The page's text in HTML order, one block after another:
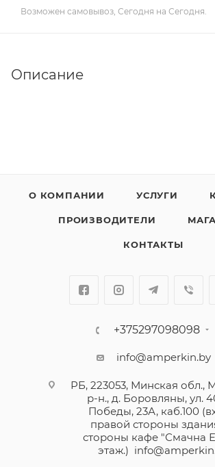
Возможен самовывоз, Сегодня на Сегодня.
Описание
О КОМПАНИИ УСЛУГИ
ПРОИЗВОДИТЕЛИ
КОНТАКТЫ
+375297098098
info@amperkin.by
РБ, 223053, Минская обл.,
р-н., д. Боровляны, ул.
Победы, 23А, каб.100
правой стороны
стороны кафе "Смачна
этаж.)